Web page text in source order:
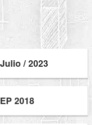
/ 2023
2018